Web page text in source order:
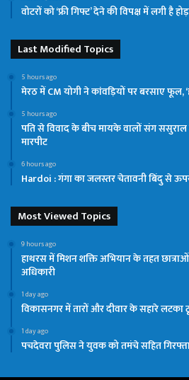
वोटरों को ‘फ्री गिफ्ट’ देने की विपक्ष में लगी है होड़
Last Modified Topics
5 hours ago
मेरठ में CM योगी ने कांवड़ियों पर बरसाए फूल,
5 hours ago
पति से विवाद के बीच मायके वालों संग ससुराल
मारपीट
6 hours ago
Hardoi : गंगा का जलस्तर चेतावनी बिंदु से
Most Viewed Topics
9 hours ago
हाथरस में मिशन शक्ति अभियान के तहत
अधिकारी
1 day ago
विकासनगर में तारों और दीवार के सहारे लटका
1 day ago
पचदेवरा पुलिस ने युवक को तमंचे सहित